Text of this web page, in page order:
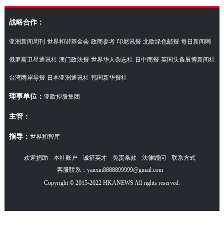
访湖南代表团
战略合作：
亚洲新闻周刊 世界和谐基金会 政商参考 印尼讯报 北欧绿色邮报 每日新闻网
俄罗斯卫星通讯社 澳门政法报 世界华人杂志社 日中商报 英国头条辰博新闻社
台湾两岸导报 日本亚洲通讯社 韩国新华报社
理事单位： 亚欧控股集团
主管：
指导： 世界和智库
欢迎捐助 本社账户 诚征英才 免责条款 法律顾问
联系方式
客服联系：yanxin8888899999@gmail.com
Copyright © 2015-2022 HKANEWS All rights reserved.